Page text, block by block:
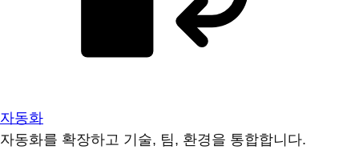
자동화
자동화를 확장하고 기술, 팀, 환경을 통합합니다.